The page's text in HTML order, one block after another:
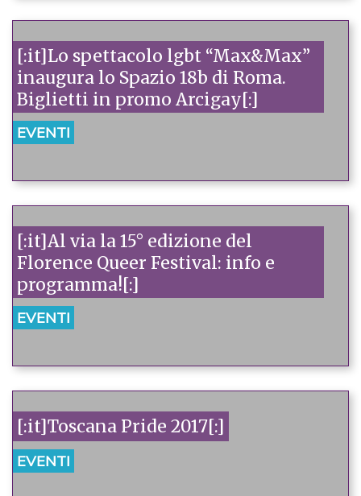
[:it]Lo spettacolo lgbt “Max&Max”
inaugura lo Spazio 18b di Roma.
Biglietti in promo Arcigay[:]
EVENTI
[:it]Al via la 15° edizione del
Florence Queer Festival: info e
programma![:]
EVENTI
[:it]Toscana Pride 2017[:]
EVENTI